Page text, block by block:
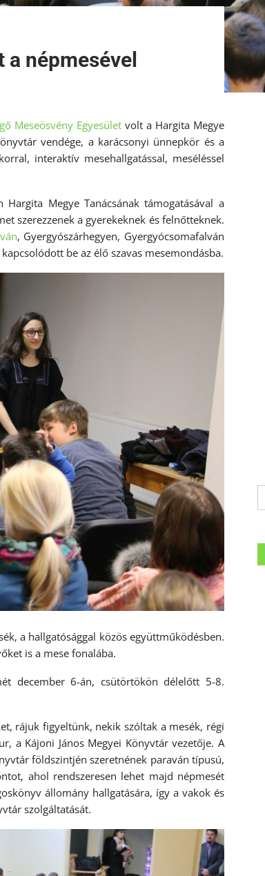
népmesével
Meseösvény Egyesületvolt a Hargita Megye
vendége, a karácsonyi ünnepkör és a
interaktív mesehallgatással, meséléssel
Megye Tanácsának támogatásával a
szerezzenek a gyerekeknek és felnőtteknek.
, Gyergyószárhegyen, Gyergyócsomafalván
be az élő szavas mesemondásba.
a hallgatósággal közös együttműködésben.
is a mese fonalába.
december 6-án, csütörtökön délelőtt 5-8.
rájuk figyeltünk, nekik szóltak a mesék, régi
a Kájoni János Megyei Könyvtár vezetője. A
földszintjén szeretnének paraván típusú,
ahol rendszeresen lehet majd népmesét
állomány hallgatására, így a vakok és
szolgáltatását.